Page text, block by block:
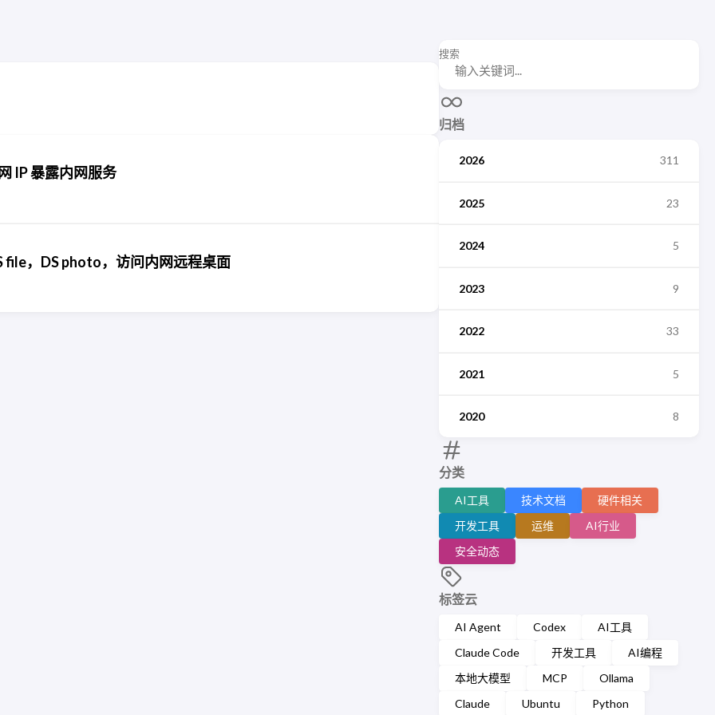
搜索
归档
2026 311
2025 23
2024 5
2023 9
2022 33
2021 5
2020 8
分类
AI工具 技术文档
硬件相关
开发工具
运维
AI行业
安全动态
标签云
AI Agent Codex
AI工具
Claude Code
开发工具
AI编程
本地大模型
MCP
Ollama
Claude
Ubuntu Python
IP 暴露内网服务
file，DS photo，访问内网远程桌面